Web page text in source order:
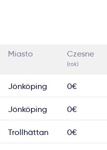
Miasto Czesne
(rok)
Jönköping 0€
Jönköping 0€
Trollhättan 0€